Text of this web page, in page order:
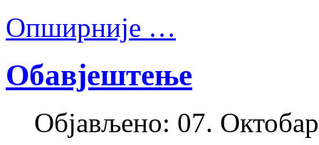
Опширније …
Обавјештење
Објављено: 07.